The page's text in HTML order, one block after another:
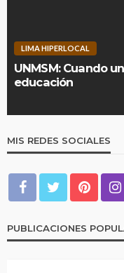
LIMA HIPERLOCAL
UNMSM: Cuando
educación
MIS REDES SOCIALES
PUBLICACIONES